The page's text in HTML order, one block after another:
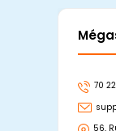
70
56,